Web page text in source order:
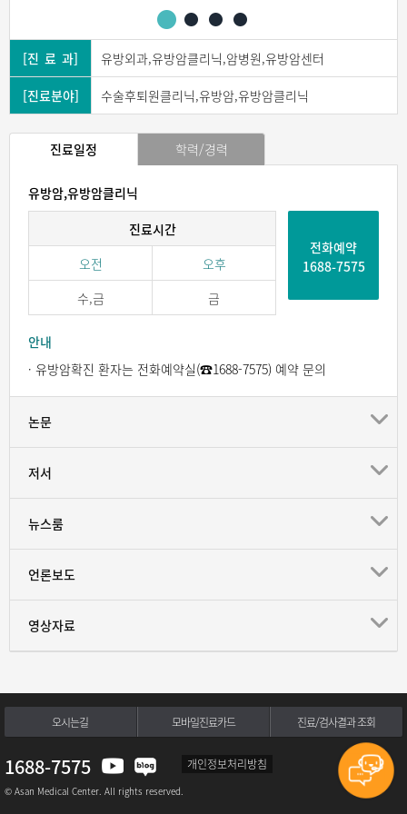
[진 료 과] 유방외과,유방암클리닉,암병원,유방암센터
[진료분야] 수술후퇴원클리닉,유방암,유방암클리닉
진료일정 학력/경력
유방암,유방암클리닉
진료시간
오전
오후
수,금
금
전화예약
1688-7575
안내
· 유방암확진 환자는 전화예약실(☎1688-7575) 예약 문의
논문
저서
뉴스룸
언론보도
영상자료
오시는길 모바일진료카드 진료/검사결과 조회
1688-7575 개인정보처리방침
© Asan Medical Center. All rights reserved.